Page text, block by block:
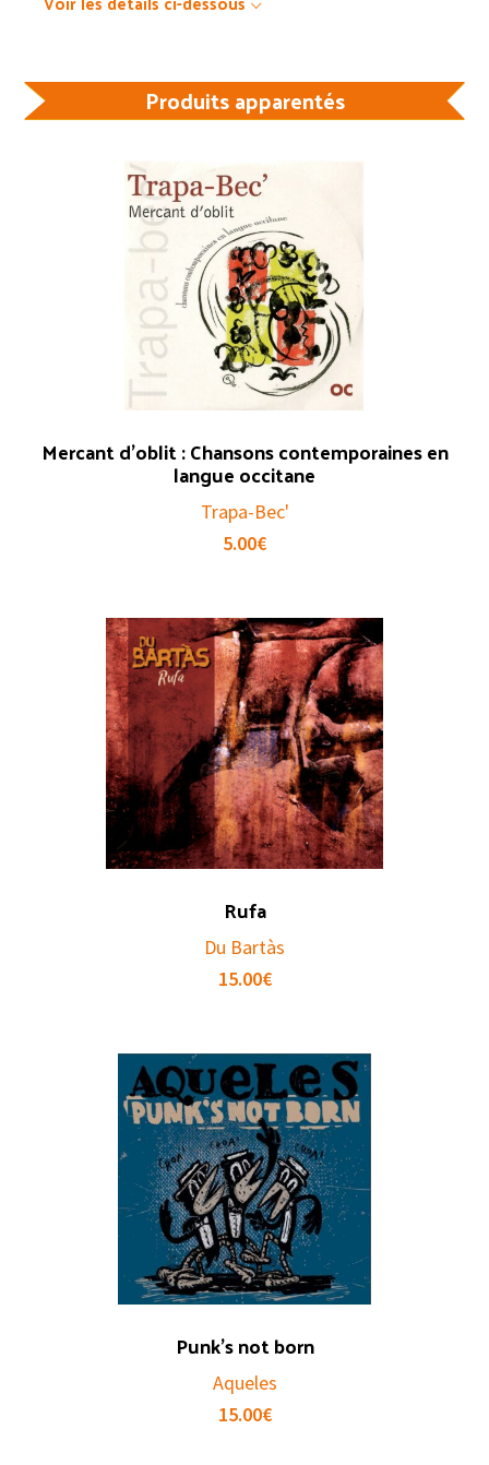
Produits apparentés
Mercant d’oblit : Chansons contemporaines en
langue occitane
Trapa-Bec'
5.00€
Rufa
Du Bartàs
15.00€
Punk’s not born
Aqueles
15.00€